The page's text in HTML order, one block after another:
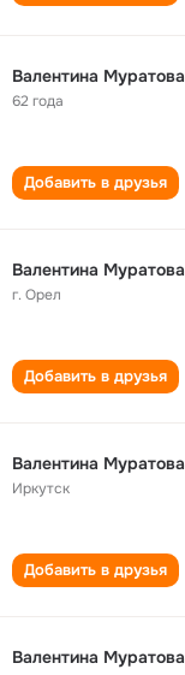
Валентина Муратова
62 года
Добавить в друзья
Валентина Муратова
г. Орел
Добавить в друзья
Валентина Муратова
Иркутск
Добавить в друзья
Валентина Муратова